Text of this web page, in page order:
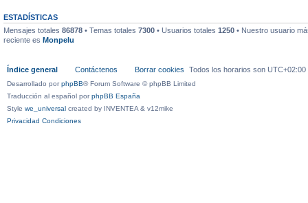
ESTADÍSTICAS
Mensajes totales 86878 • Temas totales 7300 • Usuarios totales 1250 • Nuestro usuario
reciente es Monpelu
Índice general Contáctenos Borrar cookies Todos los horarios son UTC+02:00
Desarrollado porphpBB® Forum Software © phpBB Limited
Traducción al español porphpBB España
Style we_universal created by INVENTEA & v12mike
Privacidad Condiciones